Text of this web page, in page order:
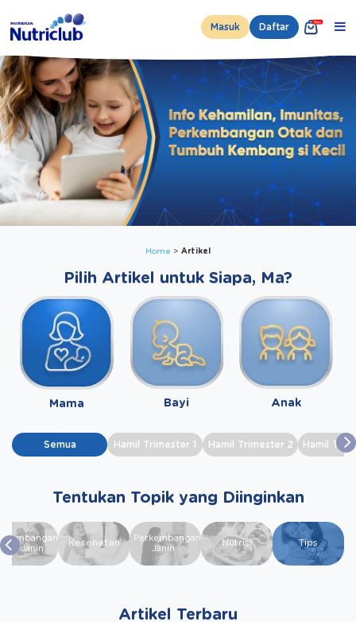
Masuk Daftar
Home Artikel
Pilih Artikel untuk Siapa, Ma?
Mama Bayi Anak
Semua Hamil Trimester 1 Hamil Trimester 2 Hamil
Tentukan Topik yang Diinginkan
Janin
Kesehatan
Perkembangan
Janin
Nutrisi Tips
Artikel Terbaru